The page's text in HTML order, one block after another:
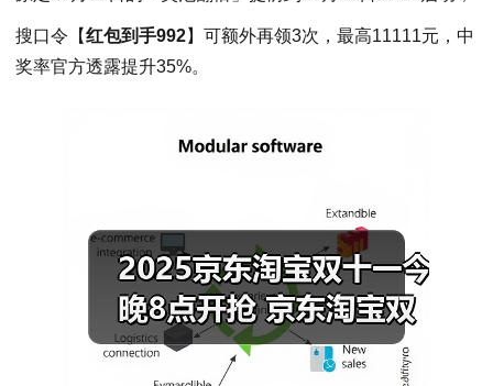
搜口令【红包到手992】可额外再领3次，最高11111元，中
奖率官方透露提升35%。